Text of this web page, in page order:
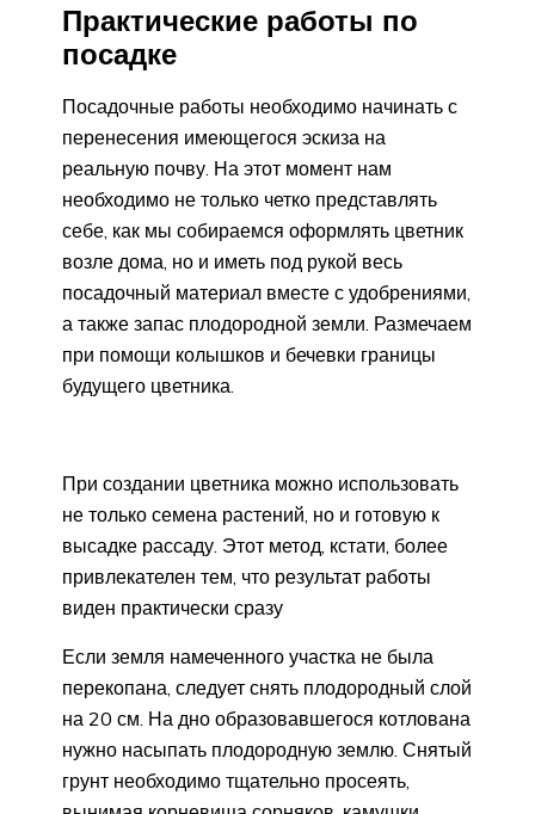
Практические работы по
посадке
Посадочные работы необходимо начинать с
перенесения имеющегося эскиза на
реальную почву. На этот момент нам
необходимо не только четко представлять
себе, как мы собираемся оформлять цветник
возле дома, но и иметь под рукой весь
посадочный материал вместе с удобрениями,
а также запас плодородной земли. Размечаем
при помощи колышков и бечевки границы
будущего цветника.
При создании цветника можно использовать
не только семена растений, но и готовую к
высадке рассаду. Этот метод, кстати, более
привлекателен тем, что результат работы
виден практически сразу
Если земля намеченного участка не была
перекопана, следует снять плодородный слой
на 20 см. На дно образовавшегося котлована
нужно насыпать плодородную землю. Снятый
грунт необходимо тщательно просеять,